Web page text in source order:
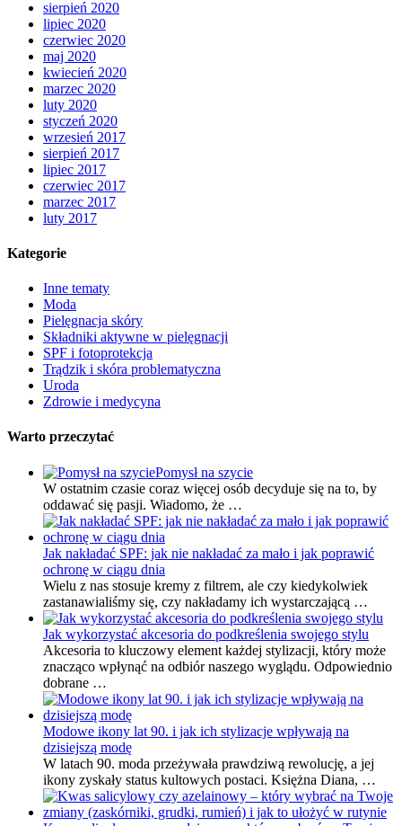
sierpień 2020
lipiec 2020
czerwiec 2020
maj 2020
kwiecień 2020
marzec 2020
luty 2020
styczeń 2020
wrzesień 2017
sierpień 2017
lipiec 2017
czerwiec 2017
marzec 2017
luty 2017
Kategorie
Inne tematy
Moda
Pielęgnacja skóry
Składniki aktywne w pielęgnacji
SPF i fotoprotekcja
Trądzik i skóra problematyczna
Uroda
Zdrowie i medycyna
Warto przeczytać
Pomysł na szycie
W ostatnim czasie coraz więcej osób decyduje się na to, by
oddawać się pasji. Wiadomo, że …
Jak nakładać SPF: jak nie nakładać za mało i jak poprawić
ochronę w ciągu dnia
Wielu z nas stosuje kremy z filtrem, ale czy kiedykolwiek
zastanawialiśmy się, czy nakładamy ich wystarczającą …
Jak wykorzystać akcesoria do podkreślenia swojego stylu
Akcesoria to kluczowy element każdej stylizacji, który może
znacząco wpłynąć na odbiór naszego wyglądu. Odpowiednio
dobrane …
Modowe ikony lat 90. i jak ich stylizacje wpływają na
dzisiejszą modę
W latach 90. moda przeżywała prawdziwą rewolucję, a jej
ikony zyskały status kultowych postaci. Księżna Diana, …